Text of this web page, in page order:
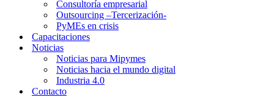
Consultoría empresarial
Outsourcing –Tercerización-
PyMEs en crisis
Capacitaciones
Noticias
Noticias para Mipymes
Noticias hacia el mundo digital
Industria 4.0
Contacto